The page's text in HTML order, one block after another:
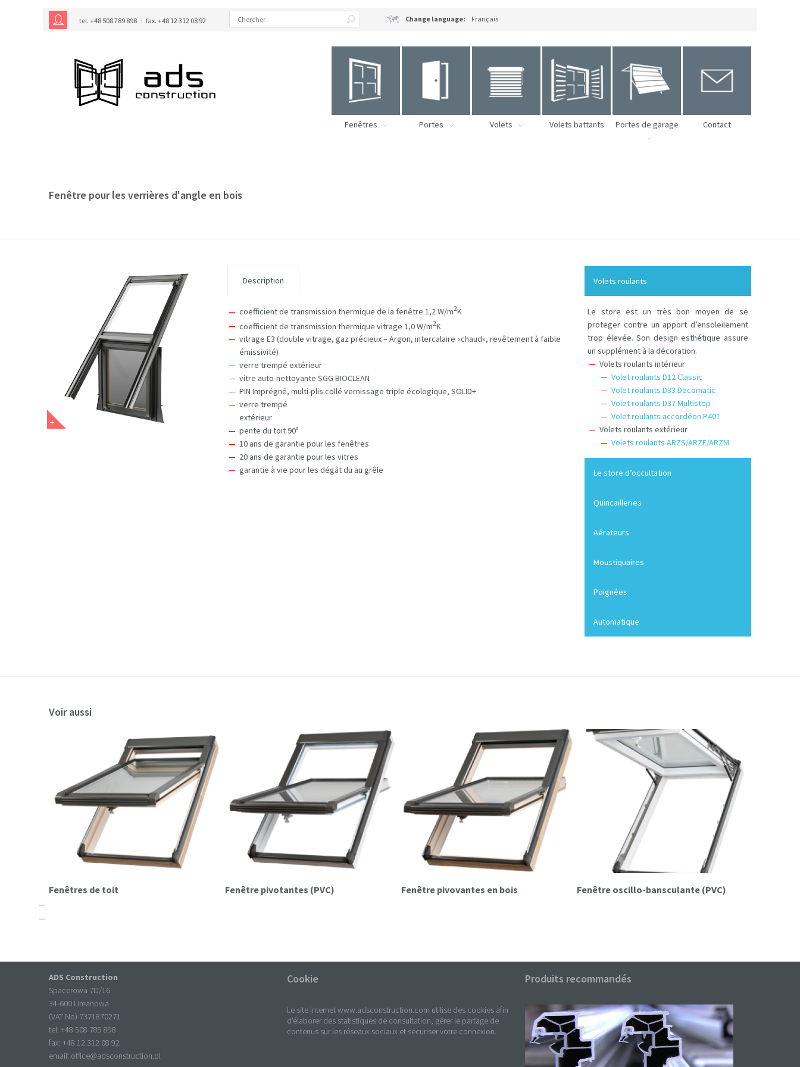
tel. +48 508 789 898 fax. +48 12 312 08 92 Change language: Français
Fenêtres Portes Volets Volets battants Portes de garage Contact
Fenêtre pour les verrières d'angle en bois
Description
coefficient de transmission thermique de la fenêtre 1,2 W/m2K
coefficient de transmission thermique vitrage 1,0 W/m2K
vitrage E3 (double vitrage, gaz précieux – Argon, intercalaire «chaud», revêtement à faible
émissivité)
verre trempé extérieur
vitre auto-nettoyante SGG BIOCLEAN
PIN Imprégné, multi-plis collé vernissage triple écologique, SOLID+
verre trempé
extérieur
pente du toit 90º
10 ans de garantie pour les fenêtres
20 ans de garantie pour les vitres
garantie à vie pour les dégât du au grêle
Volets roulants
Le store est un très bon moyen de se
proteger contre un apport d’ensoleilement
trop élevée. Son design esthétique assure
un supplément à la décoration.
Volets roulants intérieur
Volet roulants D12 Classic
Volet roulants D33 Decomatic
Volet roulants D37 Multistop
Volet roulants accordéon P40T
Volets roulants extérieur
Volets roulants ARZS/ARZE/ARZM
Le store d’occultation
Quincailleries
Aérateurs
Moustiquaires
Poignées
Automatique
Voir aussi
Fenêtres de toit Fenêtre pivotantes (PVC) Fenêtre pivovantes en bois Fenêtre oscillo-bansculante (PVC)
ADS Construction
Spacerowa 7D/16
34-600 Limanowa
(VAT No) 7371870271
tel: +48 508 789 898
fax: +48 12 312 08 92
email: office@adsconstruction.pl
Cookie
Le site internet www.adsconstruction.com utilise des cookies afin
d'élaborer des statistiques de consultation, gérer le partage de
contenus sur les réseaux sociaux et sécuriser votre connexion.
Produits recommandés